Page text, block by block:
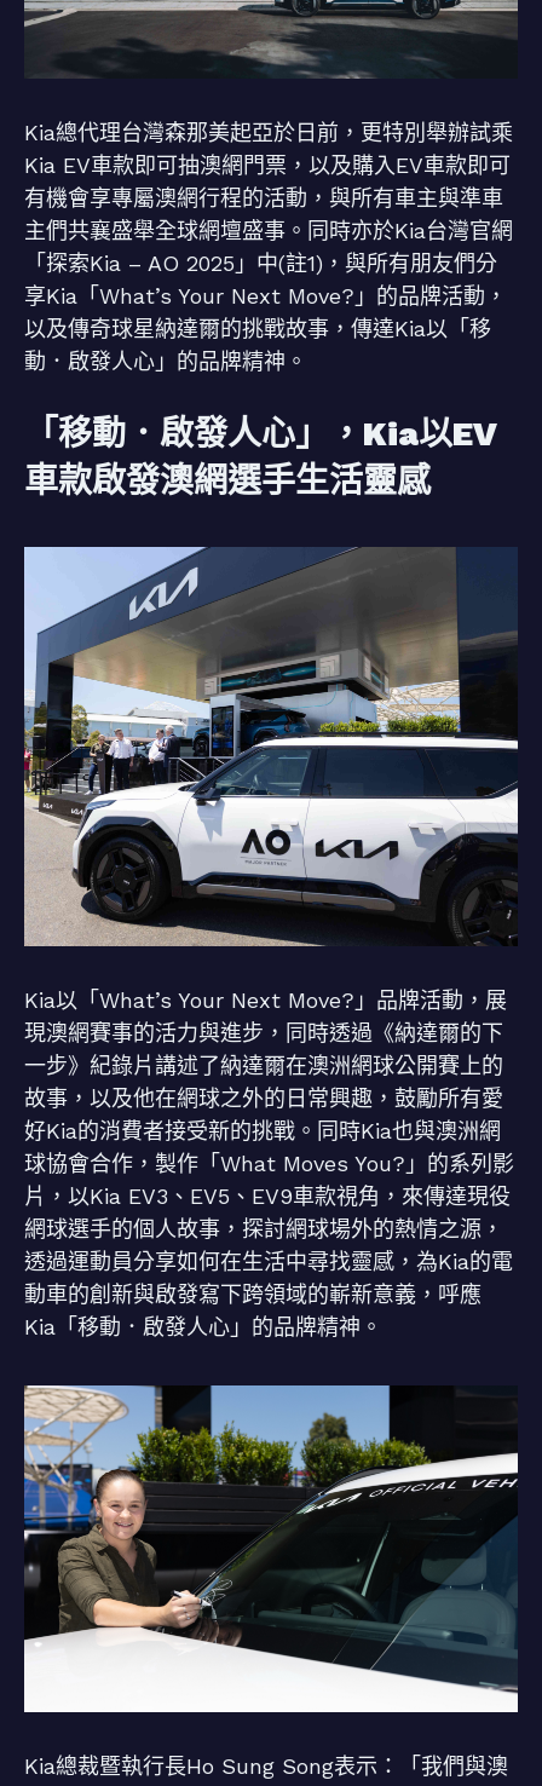
Kia總代理台灣森那美起亞於日前，更特別舉辦試乘
Kia EV車款即可抽澳網門票，以及購入EV車款即可
有機會享專屬澳網行程的活動，與所有車主與準車
主們共襄盛舉全球網壇盛事。同時亦於Kia台灣官網
「探索Kia – AO 2025」中(註1)，與所有朋友們分
享Kia「What’s Your Next Move?」的品牌活動，
以及傳奇球星納達爾的挑戰故事，傳達Kia以「移
動．啟發人心」的品牌精神。
「移動．啟發人心」，Kia以EV
車款啟發澳網選手生活靈感
Kia以「What’s Your Next Move?」品牌活動，展
現澳網賽事的活力與進步，同時透過《納達爾的下
一步》紀錄片講述了納達爾在澳洲網球公開賽上的
故事，以及他在網球之外的日常興趣，鼓勵所有愛
好Kia的消費者接受新的挑戰。同時Kia也與澳洲網
球協會合作，製作「What Moves You?」的系列影
片，以Kia EV3、EV5、EV9車款視角，來傳達現役
網球選手的個人故事，探討網球場外的熱情之源，
透過運動員分享如何在生活中尋找靈感，為Kia的電
動車的創新與啟發寫下跨領域的嶄新意義，呼應
Kia「移動．啟發人心」的品牌精神。
Kia總裁暨執行長Ho Sung Song表示：「我們與澳